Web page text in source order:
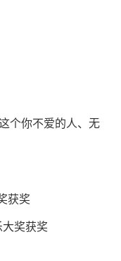
个你不爱的人、无
获奖
大奖获奖